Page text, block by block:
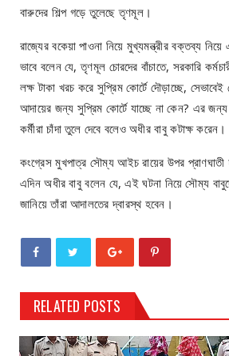
বারুদের শিল্প গড়ে তুলেছে তৃণমূল।
রাজ্যের বকেয়া পাওনা নিয়ে মুখ্যমন্ত্রীর বক্তব্য নিয়ে
ভাবে বলেন যে, তৃণমূল চোরদের বাঁচাতে, সরকারি
লক্ষ টাকা খরচ করে সুপ্রিম কোর্টে দৌড়াচ্ছে, সেভাবেই
আদায়ের জন্য সুপ্রিম কোর্টে যাচ্ছে না কেন? এর
কর্মীরা চাঁদা তুলে দেবে বলেও অধীর বাবু কটাক্ষ করেন।
কংগ্রেস মুখপাত্র সৌম্য আইচ রায়ের উপর প্রাণঘাতী
এদিন অধীর বাবু বলেন যে, এই ঘটনা নিয়ে সৌম্য
জানিয়ে তাঁরা আদালতের দ্বারস্থ হবেন।
RELATED POSTS